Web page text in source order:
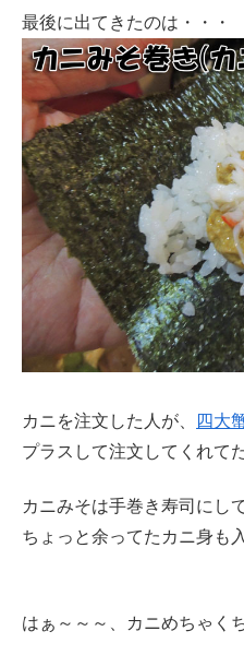
最後に出てきたのは・・・
カニを注文した人が、 四大
プラスして注文してくれて
カニみそは手巻き寿司にし
ちょっと余ってたカニ身も
はぁ～～～、カニめちゃく